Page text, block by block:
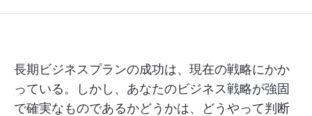
長期ビジネスプランの成功は、現在の戦略にかか
っている。しかし、あなたのビジネス戦略が強固
で確実なものであるかどうかは、どうやって判断